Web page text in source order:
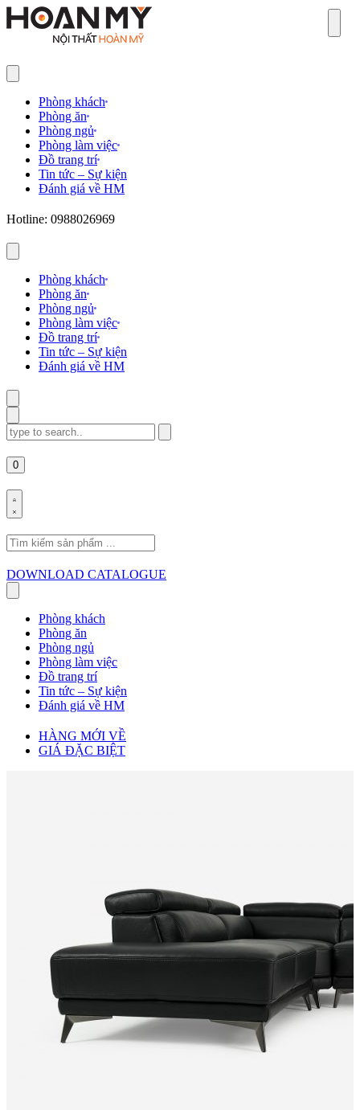
Phòng khách
Phòng ăn
Phòng ngủ
Phòng làm việc
Đồ trang trí
Tin tức – Sự kiện
Đánh giá về HM
Hotline: 0988026969
Phòng khách
Phòng ăn
Phòng ngủ
Phòng làm việc
Đồ trang trí
Tin tức – Sự kiện
Đánh giá về HM
Search
for:
0
Search
for:
DOWNLOAD CATALOGUE
Phòng khách
Phòng ăn
Phòng ngủ
Phòng làm việc
Đồ trang trí
Tin tức – Sự kiện
Đánh giá về HM
HÀNG MỚI VỀ
GIÁ ĐẶC BIỆT